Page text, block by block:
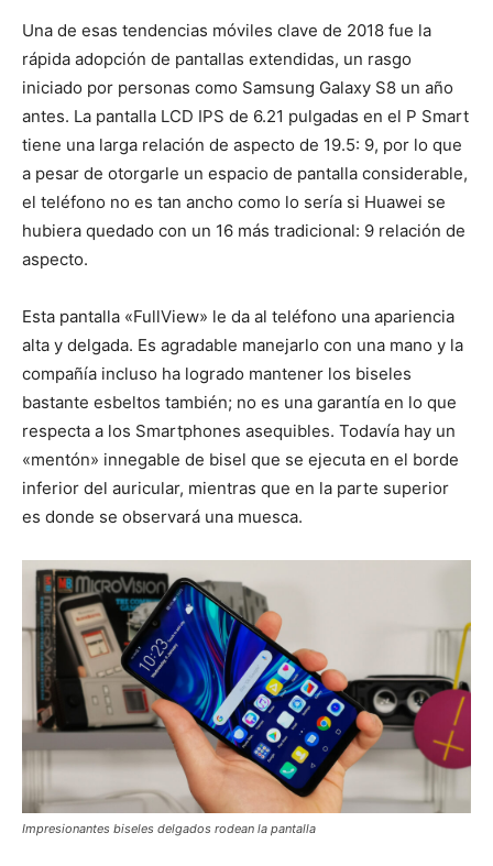
Una de esas tendencias móviles clave de 2018 fue la
rápida adopción de pantallas extendidas, un rasgo
iniciado por personas como Samsung Galaxy S8 un año
antes. La pantalla LCD IPS de 6.21 pulgadas en el P Smart
tiene una larga relación de aspecto de 19.5: 9, por lo que
a pesar de otorgarle un espacio de pantalla considerable,
el teléfono no es tan ancho como lo sería si Huawei se
hubiera quedado con un 16 más tradicional: 9 relación de
aspecto.
Esta pantalla «FullView» le da al teléfono una apariencia
alta y delgada. Es agradable manejarlo con una mano y la
compañía incluso ha logrado mantener los biseles
bastante esbeltos también; no es una garantía en lo que
respecta a los Smartphones asequibles. Todavía hay un
«mentón» innegable de bisel que se ejecuta en el borde
inferior del auricular, mientras que en la parte superior
es donde se observará una muesca.
Impresionantes biseles delgados rodean la pantalla